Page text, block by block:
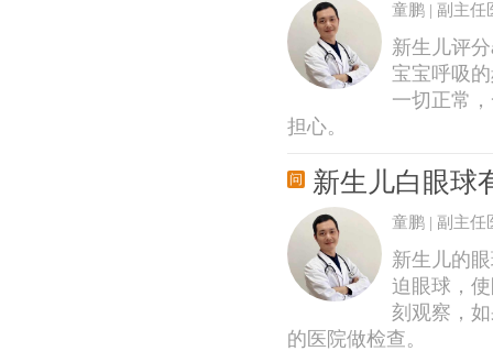
童鹏 | 副主任
新生儿评
宝宝呼吸
一切正常
担心。
新生儿白眼球
童鹏 | 副主任
新生儿的
迫眼球，
刻观察，
的医院做检查。